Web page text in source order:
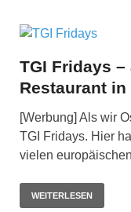
TGI Fridays
Restaurant in
[Werbung] Als wir
TGI Fridays. Hier
vielen
WEITERLESEN